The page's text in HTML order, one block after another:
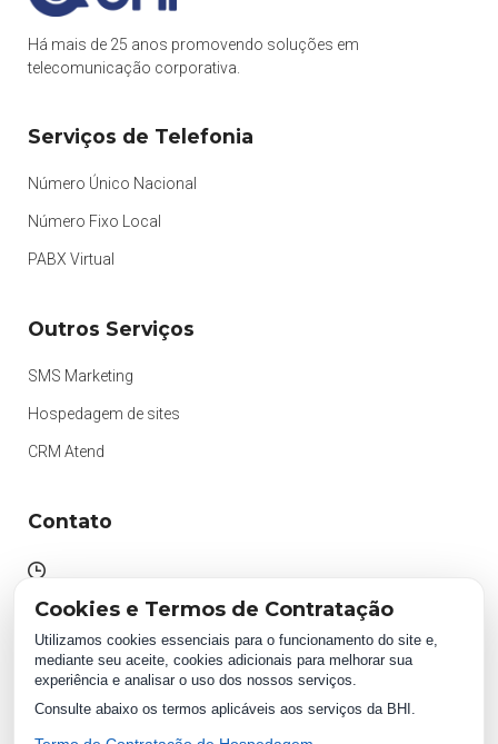
Há mais de 25 anos promovendo soluções em
telecomunicação corporativa.
Serviços de Telefonia
Número Único Nacional
Número Fixo Local
PABX Virtual
Outros Serviços
SMS Marketing
Hospedagem de sites
CRM Atend
Contato
Segunda à Sexta.
WhatsApp:
(87) 2018 1234
0800 511 1234
Cookies e Termos de Contratação
Utilizamos cookies essenciais para o funcionamento do site e,
mediante seu aceite, cookies adicionais para melhorar sua
experiência e analisar o uso dos nossos serviços.
Consulte abaixo os termos aplicáveis aos serviços da BHI.